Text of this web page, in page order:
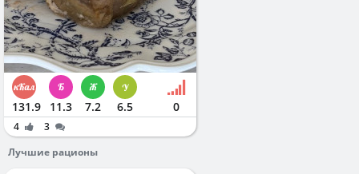
131.9 11.3 7.2 6.5 0
4
3
Лучшие рационы